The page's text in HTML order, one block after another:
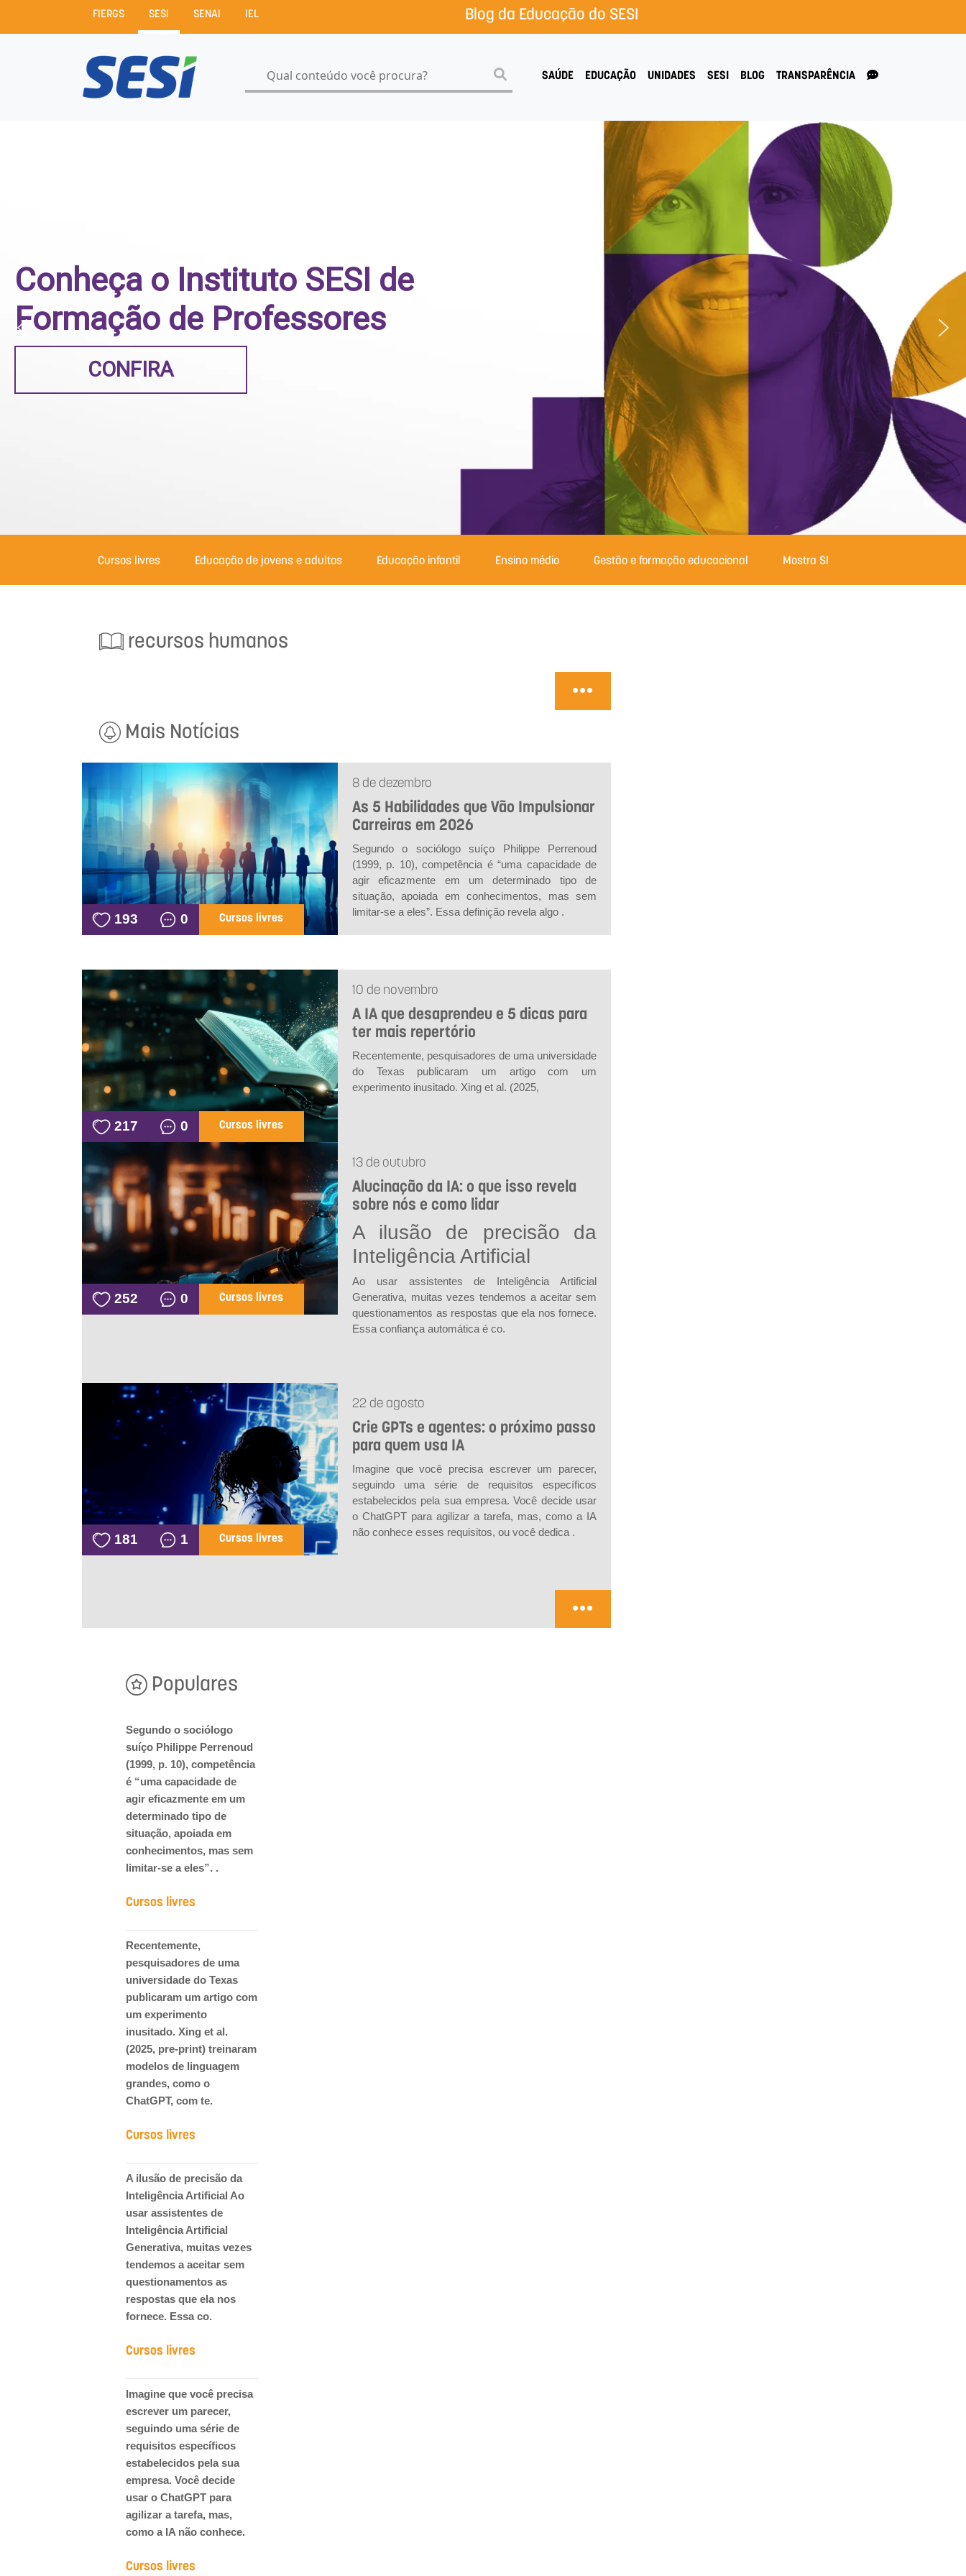
FIERGS SESI SENAI IEL Blog da Educação do SESI
SAÚDE EDUCAÇÃO UNIDADES SESI BLOG TRANSPARÊNCIA
Conheça o Instituto SESI de
Formação de Professores
CONFIRA
Cursos livres Educação de jovens e adultos Educação infantil Ensino médio Gestão e formação educacional Mostra SESI com Ciência
recursos humanos
Mais Notícias
193 0 Cursos livres
8 de dezembro
As 5 Habilidades que Vão Impulsionar
Carreiras em 2026
Segundo o sociólogo suíço Philippe Perrenoud
(1999, p. 10), competência é “uma capacidade de
agir eficazmente em um determinado tipo de
situação, apoiada em conhecimentos, mas sem
limitar-se a eles”. Essa definição revela algo .
217 0 Cursos livres
10 de novembro
A IA que desaprendeu e 5 dicas para
ter mais repertório
Recentemente, pesquisadores de uma universidade
do Texas publicaram um artigo com um
experimento inusitado. Xing et al. (2025,
252 0 Cursos livres
13 de outubro
Alucinação da IA: o que isso revela
sobre nós e como lidar
A ilusão de precisão da
Inteligência Artificial
Ao usar assistentes de Inteligência Artificial
Generativa, muitas vezes tendemos a aceitar sem
questionamentos as respostas que ela nos fornece.
Essa confiança automática é co.
181 1 Cursos livres
22 de agosto
Crie GPTs e agentes: o próximo passo
para quem usa IA
Imagine que você precisa escrever um parecer,
seguindo uma série de requisitos específicos
estabelecidos pela sua empresa. Você decide usar
o ChatGPT para agilizar a tarefa, mas, como a IA
não conhece esses requisitos, ou você dedica .
Populares
Segundo o sociólogo
suíço Philippe Perrenoud
(1999, p. 10), competência
é “uma capacidade de
agir eficazmente em um
determinado tipo de
situação, apoiada em
conhecimentos, mas sem
limitar-se a eles”. .
Cursos livres
Recentemente,
pesquisadores de uma
universidade do Texas
publicaram um artigo com
um experimento
inusitado. Xing et al.
(2025, pre-print) treinaram
modelos de linguagem
grandes, como o
ChatGPT, com te.
Cursos livres
A ilusão de precisão da
Inteligência Artificial Ao
usar assistentes de
Inteligência Artificial
Generativa, muitas vezes
tendemos a aceitar sem
questionamentos as
respostas que ela nos
fornece. Essa co.
Cursos livres
Imagine que você precisa
escrever um parecer,
seguindo uma série de
requisitos específicos
estabelecidos pela sua
empresa. Você decide
usar o ChatGPT para
agilizar a tarefa, mas,
como a IA não conhece.
Cursos livres